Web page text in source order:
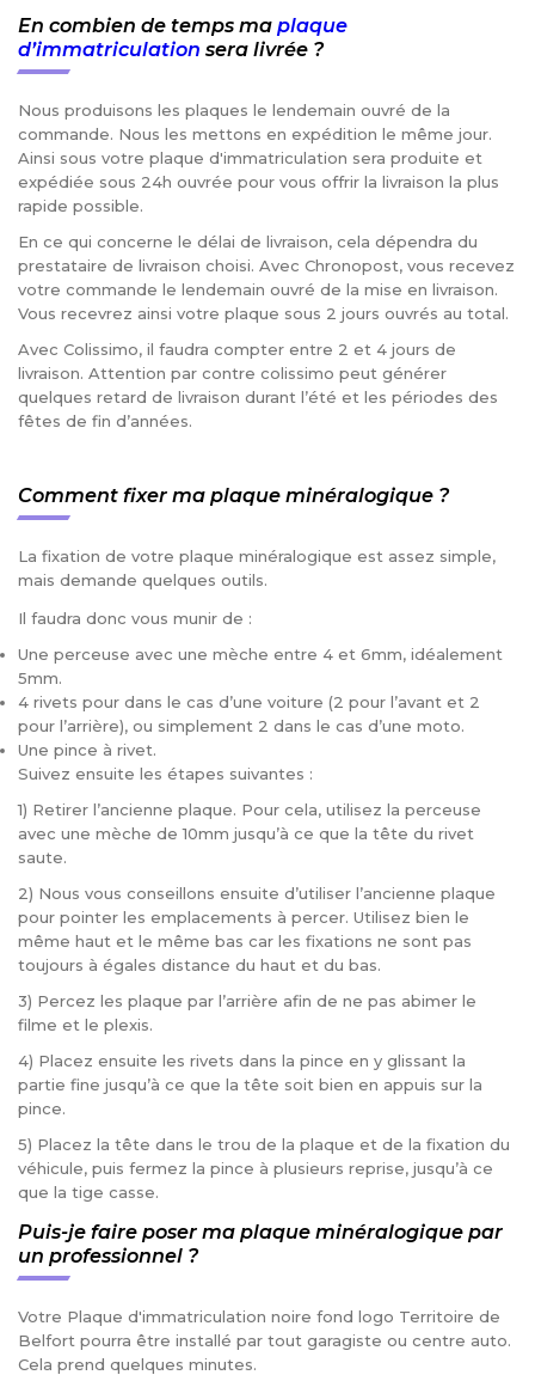
En combien de temps ma plaque
d’immatriculation sera livrée ?
Nous produisons les plaques le lendemain ouvré de la
commande. Nous les mettons en expédition le même jour.
Ainsi sous votre plaque d'immatriculation sera produite et
expédiée sous 24h ouvrée pour vous offrir la livraison la plus
rapide possible.
En ce qui concerne le délai de livraison, cela dépendra du
prestataire de livraison choisi. Avec Chronopost, vous recevez
votre commande le lendemain ouvré de la mise en livraison.
Vous recevrez ainsi votre plaque sous 2 jours ouvrés au total.
Avec Colissimo, il faudra compter entre 2 et 4 jours de
livraison. Attention par contre colissimo peut générer
quelques retard de livraison durant l’été et les périodes des
fêtes de fin d’années.
Comment fixer ma plaque minéralogique ?
La fixation de votre plaque minéralogique est assez simple,
mais demande quelques outils.
Il faudra donc vous munir de :
Une perceuse avec une mèche entre 4 et 6mm, idéalement
5mm.
4 rivets pour dans le cas d’une voiture (2 pour l’avant et 2
pour l’arrière), ou simplement 2 dans le cas d’une moto.
Une pince à rivet.
Suivez ensuite les étapes suivantes :
1) Retirer l’ancienne plaque. Pour cela, utilisez la perceuse
avec une mèche de 10mm jusqu’à ce que la tête du rivet
saute.
2) Nous vous conseillons ensuite d’utiliser l’ancienne plaque
pour pointer les emplacements à percer. Utilisez bien le
même haut et le même bas car les fixations ne sont pas
toujours à égales distance du haut et du bas.
3) Percez les plaque par l’arrière afin de ne pas abimer le
filme et le plexis.
4) Placez ensuite les rivets dans la pince en y glissant la
partie fine jusqu’à ce que la tête soit bien en appuis sur la
pince.
5) Placez la tête dans le trou de la plaque et de la fixation du
véhicule, puis fermez la pince à plusieurs reprise, jusqu’à ce
que la tige casse.
Puis-je faire poser ma plaque minéralogique par
un professionnel ?
Votre Plaque d'immatriculation noire fond logo Territoire de
Belfort pourra être installé par tout garagiste ou centre auto.
Cela prend quelques minutes.